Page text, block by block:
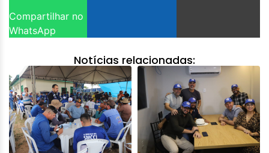
Compartilhar no
WhatsApp
Notícias relacionadas: